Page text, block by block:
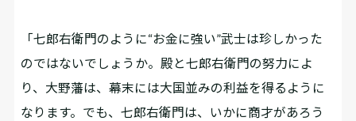
「七郎右衛門のように“お金に強い”武士は珍しかった
のではないでしょうか。殿と七郎右衛門の努力によ
り、大野藩は、幕末には大国並みの利益を得るように
なります。でも、七郎右衛門は、いかに商才があろう